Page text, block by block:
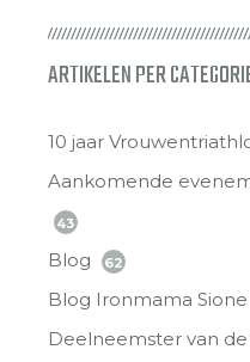
ARTIKELEN PER
10 jaar
Aankomende
43
Blog 62
Blog Ironmama Sione
Deelneemster van